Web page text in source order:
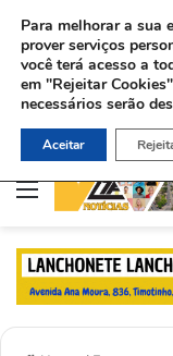
Menu
Para melhorar a sua
prover serviços
você terá acesso a
em "Rejeitar
necessários serão
Aceitar